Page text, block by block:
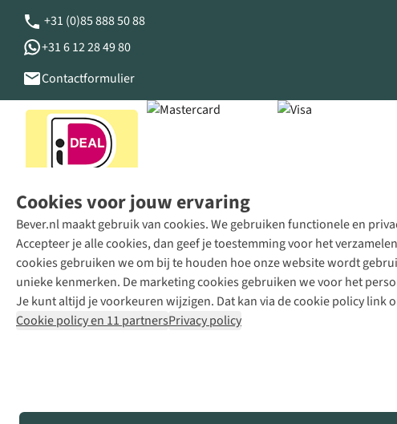
Cookies voor jouw ervaring
Bever.nl maakt gebruik van cookies. We gebruiken functionele en
Accepteer je alle cookies, dan geef je toestemming voor het
cookies gebruiken we om bij te houden hoe onze website wordt
unieke kenmerken. De marketing cookies gebruiken we voor het
Je kunt altijd je voorkeuren wijzigen. Dat kan via de cookie policy link
Cookie policy en 11 partnersPrivacy policy
+31 (0)85 888 50 88
+31 6 12 28 49 80
Contactformulier